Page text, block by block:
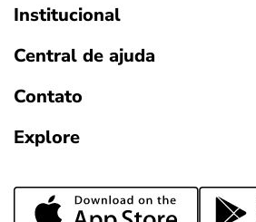
Institucional
Central de ajuda
Contato
Explore